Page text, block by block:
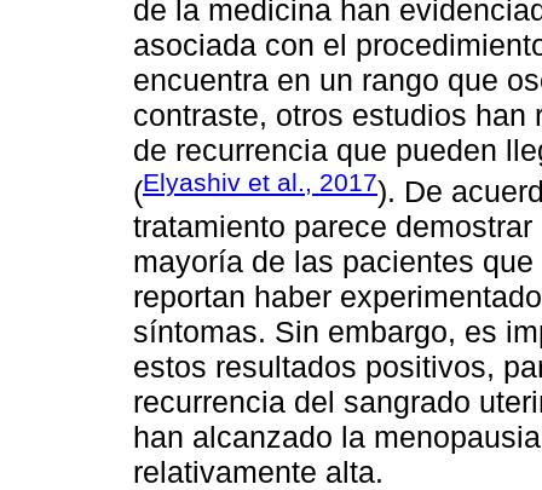
de la medicina han
asociada con el
encuentra en un rango que
contraste, otros estudios
de recurrencia que pueden
(Elyashiv et al., 2017). De
tratamiento parece
mayoría de las pacientes
reportan haber
síntomas. Sin embargo, es
estos resultados positivos,
recurrencia del sangrado
han alcanzado la
relativamente alta.